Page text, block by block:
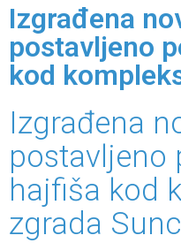
Izgrađena
postavljeno
kod
Izgrađena
postavljeno
hajfiša kod
zgrada